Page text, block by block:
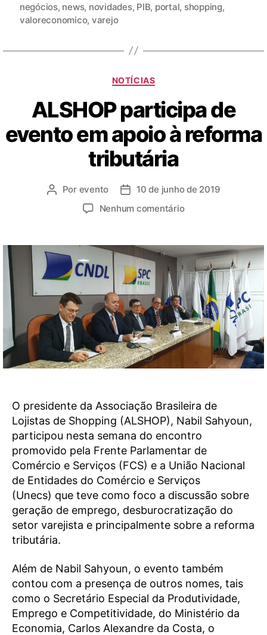
negócios, news, novidades, PIB, portal, shopping,
valoreconomico, varejo
NOTÍCIAS
ALSHOP participa de
evento em apoio à reforma
tributária
Por evento
10 de junho de 2019
Nenhum comentário
O presidente da Associação Brasileira de
Lojistas de Shopping (ALSHOP), Nabil Sahyoun,
participou nesta semana do encontro
promovido pela Frente Parlamentar de
Comércio e Serviços (FCS) e a União Nacional
de Entidades do Comércio e Serviços
(Unecs) que teve como foco a discussão sobre
geração de emprego, desburocratização do
setor varejista e principalmente sobre a reforma
tributária.
Além de Nabil Sahyoun, o evento também
contou com a presença de outros nomes, tais
como o Secretário Especial da Produtividade,
Emprego e Competitividade, do Ministério da
Economia, Carlos Alexandre da Costa, o